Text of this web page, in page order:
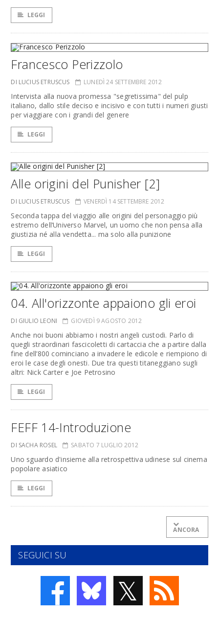
LEGGI
Francesco Perizzolo
DI LUCIUS ETRUSCUS LUNEDÌ 24 SETTEMBRE 2012
Intervista alla nuova promessa "segretissima" del pulp
italiano, dallo stile deciso e incisivo e con tutti i numeri giusti
per viaggiare con i grandi del genere
LEGGI
Alle origini del Punisher [2]
DI LUCIUS ETRUSCUS VENERDÌ 14 SETTEMBRE 2012
Seconda tappa del viaggio alle origini del personaggio più
estremo dell’Universo Marvel, un uomo che non pensa alla
giustizia né alla vendetta... ma solo alla punizione
LEGGI
04. All'orizzonte appaiono gli eroi
DI GIULIO LEONI GIOVEDÌ 9 AGOSTO 2012
Anche noi buoni abbiamo i nostri angeli custodi. Parlo di
quegli straordinari fascicoletti di cartaccia che a partire dalla
fine dell’800 cominciano a invadere le edicole e riempiono di
eroi le case degli onesti. Due tra questi titaneggiano sugli
altri: Nick Carter e Joe Petrosino
LEGGI
FEFF 14-Introduzione
DI SACHA ROSEL SABATO 7 LUGLIO 2012
Uno sguardo d'insieme alla retrospettiva udinese sul cinema
popolare asiatico
LEGGI
ANCORA
SEGUICI SU
𝕏